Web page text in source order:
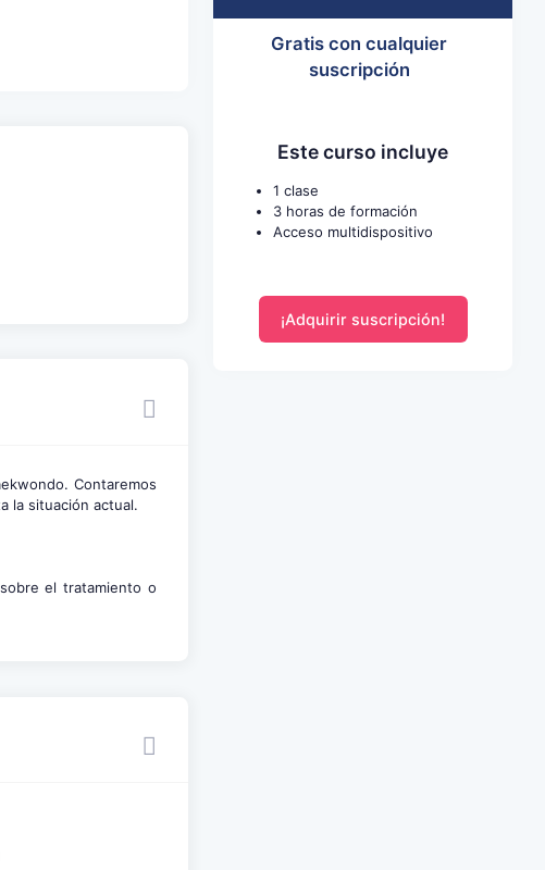
Contaremos
la situación actual.
el tratamiento o
Gratis con cualquier
suscripción
Este curso incluye
1 clase
3 horas de formación
Acceso multidispositivo
¡Adquirir suscripción!